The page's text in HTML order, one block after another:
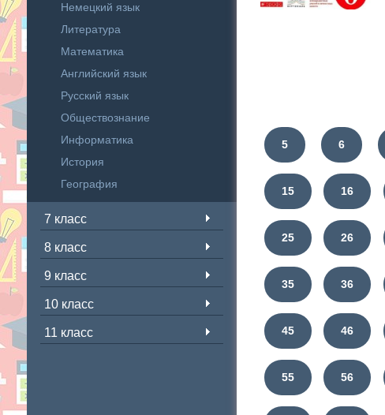
Немецкий язык
Литература
Математика
Английский язык
Русский язык
Обществознание
Информатика
История
География
7 класс
8 класс
9 класс
10 класс
11 класс
5 6
15 16
25 26
35 36
45 46
55 56